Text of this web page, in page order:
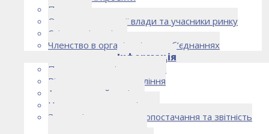
Партнери
Органи державної влади та учасники ринку
Спільна діяльність
Членство в організаціях та об’єднаннях
Інформація
Правоустановчі документи
Рішення органу управління
Аудиторський комітет
Нормативно-правові акти
Загальні умови електропостачання та звітність